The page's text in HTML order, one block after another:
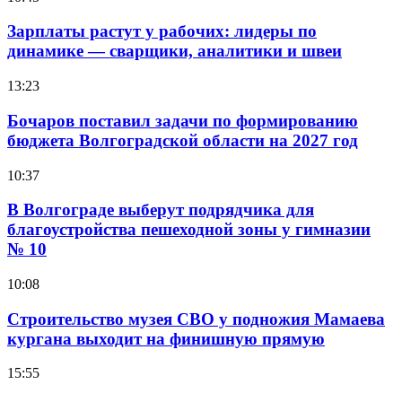
Зарплаты растут у рабочих: лидеры по
динамике — сварщики, аналитики и швеи
13:23
Бочаров поставил задачи по формированию
бюджета Волгоградской области на 2027 год
10:37
В Волгограде выберут подрядчика для
благоустройства пешеходной зоны у гимназии
№ 10
10:08
Строительство музея СВО у подножия Мамаева
кургана выходит на финишную прямую
15:55